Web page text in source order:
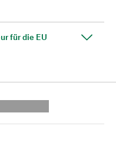
für die EU